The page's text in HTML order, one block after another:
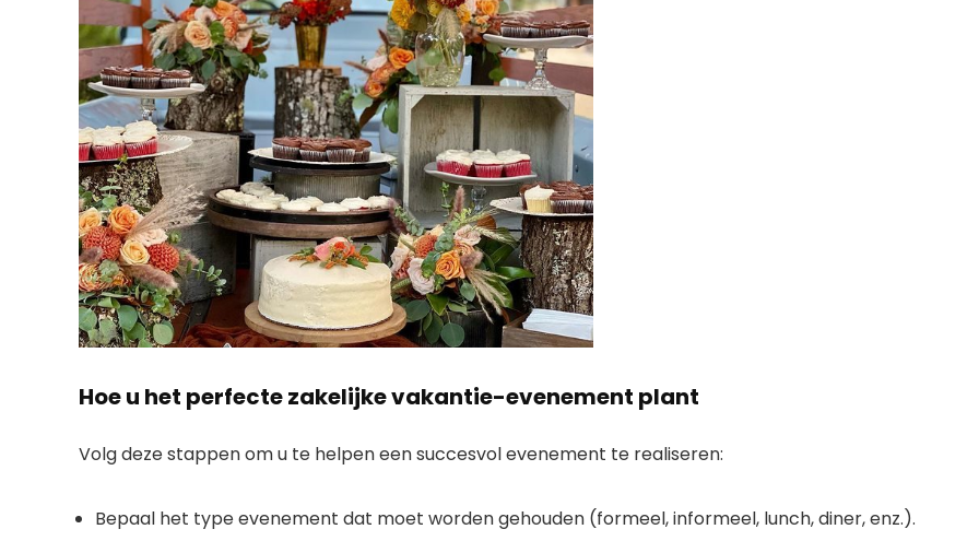
Hoe u het perfecte zakelijke vakantie-evenement plant
Volg deze stappen om u te helpen een succesvol evenement te realiseren:
Bepaal het type evenement dat moet worden gehouden (formeel, informeel, lunch, diner, enz.).